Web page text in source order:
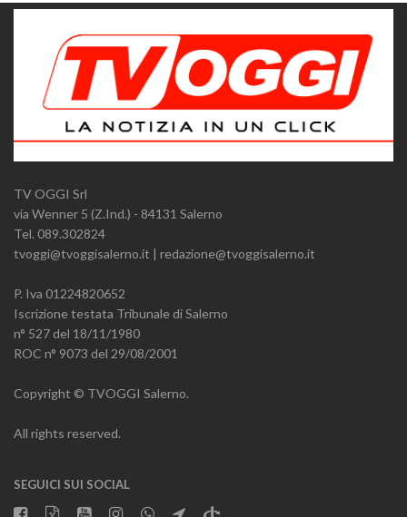
TV OGGI Srl
via Wenner 5 (Z.Ind.) - 84131 Salerno
Tel. 089.302824
tvoggi@tvoggisalerno.it | redazione@tvoggisalerno.it
P. Iva 01224820652
Iscrizione testata Tribunale di Salerno
n° 527 del 18/11/1980
ROC n° 9073 del 29/08/2001
Copyright © TVOGGI Salerno.
All rights reserved.
SEGUICI SUI SOCIAL